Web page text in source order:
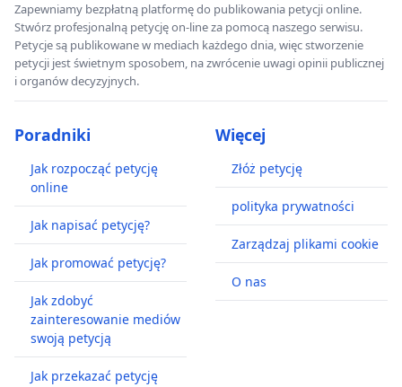
Zapewniamy bezpłatną platformę do publikowania petycji online.
Stwórz profesjonalną petycję on-line za pomocą naszego serwisu.
Petycje są publikowane w mediach każdego dnia, więc stworzenie
petycji jest świetnym sposobem, na zwrócenie uwagi opinii publicznej
i organów decyzyjnych.
Poradniki
Jak rozpocząć petycję
online
Jak napisać petycję?
Jak promować petycję?
Jak zdobyć
zainteresowanie mediów
swoją petycją
Jak przekazać petycję
Więcej
Złóż petycję
polityka prywatności
Zarządzaj plikami cookie
O nas